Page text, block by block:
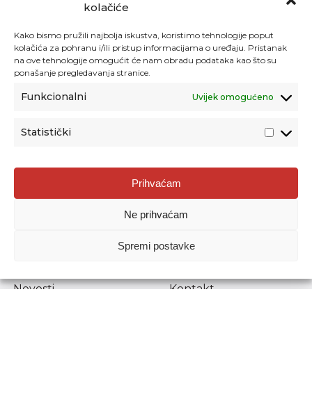
kolačiće
Kako bismo pružili najbolja iskustva, koristimo tehnologije poput
kolačića za pohranu i/ili pristup informacijama o uređaju. Pristanak
na ove tehnologije omogućit će nam obradu podataka kao što su
ponašanje pregledavanja stranice.
Funkcionalni Uvijek omogućeno
Statistički
Prihvaćam
Ne prihvaćam
Spremi postavke
Agencija za odgoj i obrazovanje
Donje Svetice 38, 10000 Zagreb
1778129
Prenošenje sadržaja dopušteno je uz navođenje izvora.
Novosti
Kontakt